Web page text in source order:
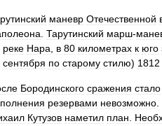
маневр Отечественной
Тарутинский марш-
реке Нара в 80 километрах к юго
сентября по старому стилю) 1812
Бородинского сражения стало
резервами невозможно
Кутузов наметил план